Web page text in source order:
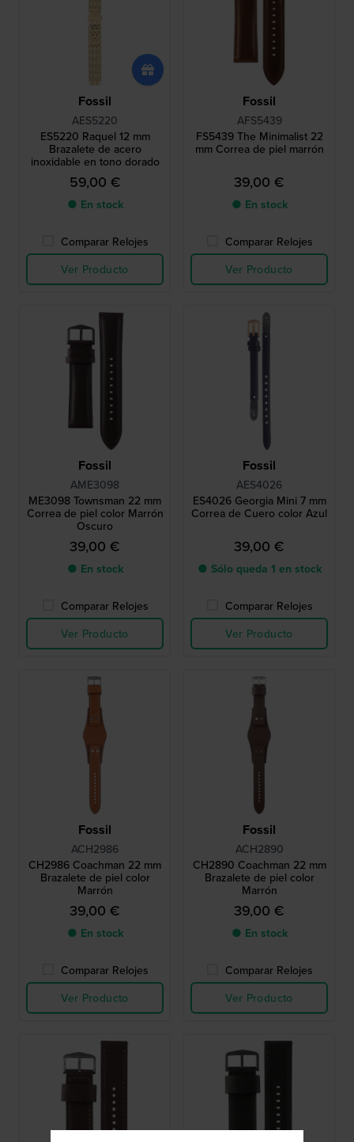
Fossil
AES5220
ES5220 Raquel 12 mm
Brazalete de acero
inoxidable en tono dorado
59,00 €
● En stock
Comparar Relojes
Ver Producto
Fossil
AFS5439
FS5439 The Minimalist 22
mm Correa de piel marrón
39,00 €
● En stock
Comparar Relojes
Ver Producto
Fossil
AME3098
ME3098 Townsman 22 mm
Correa de piel color Marrón
Oscuro
39,00 €
● En stock
Comparar Relojes
Ver Producto
Fossil
AES4026
ES4026 Georgia Mini 7 mm
Correa de Cuero color Azul
39,00 €
● Sólo queda 1 en stock
Comparar Relojes
Ver Producto
Fossil
ACH2986
CH2986 Coachman 22 mm
Brazalete de piel color
Marrón
39,00 €
● En stock
Comparar Relojes
Ver Producto
Fossil
ACH2890
CH2890 Coachman 22 mm
Brazalete de piel color
Marrón
39,00 €
● En stock
Comparar Relojes
Ver Producto